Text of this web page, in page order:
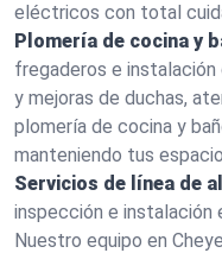
eléctricos con total
Plomería de cocina y
fregaderos e
y mejoras de duchas,
plomería de cocina y
manteniendo tus
Servicios de línea de
inspección e instalación
Nuestro equipo en